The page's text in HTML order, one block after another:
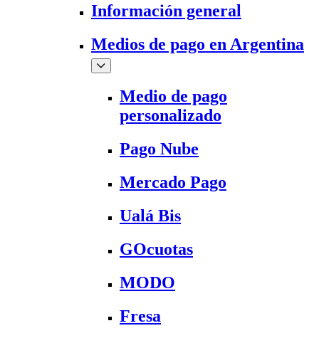
Información general
Medios de pago en Argentina
Medio de pago
personalizado
Pago Nube
Mercado Pago
Ualá Bis
GOcuotas
MODO
Fresa